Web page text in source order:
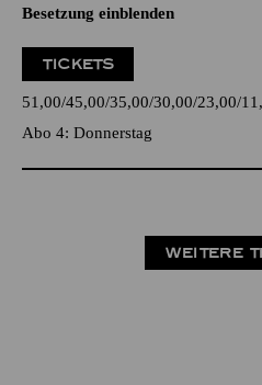
Besetzung einblenden
TICKETS
51,00 45,00 35,00 30,00 23,00
Abo 4: Donnerstag
WEITERE